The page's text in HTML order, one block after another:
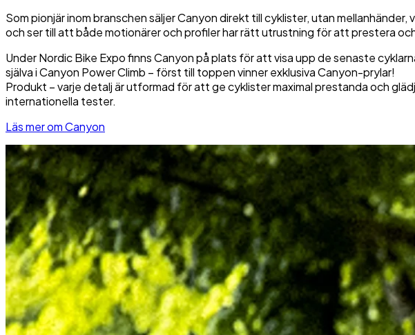
Som pionjär inom branschen säljer Canyon direkt till cyklister, utan
och ser till att både motionärer och profiler har rätt utrustning för att prestera
Under Nordic Bike Expo finns Canyon på plats för att visa upp de senaste
själva i Canyon Power Climb – först till toppen vinner exklusiva Canyon-prylar!
Produkt – varje detalj är utformad för att ge cyklister maximal prestanda och
internationella tester.
Läs mer om Canyon